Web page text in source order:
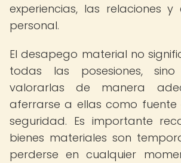
experiencias, las relaciones y
personal.
El desapego material no
todas las posesiones,
valorarlas de manera
aferrarse a ellas como
seguridad. Es importante
bienes materiales son
perderse en cualquier